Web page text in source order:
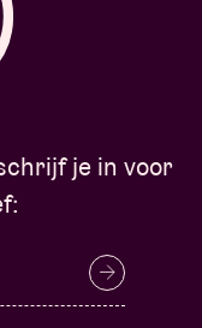
je in voor